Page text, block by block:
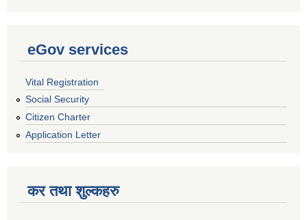
eGov services
Vital Registration
Social Security
Citizen Charter
Application Letter
कर तथा शुल्कहरु